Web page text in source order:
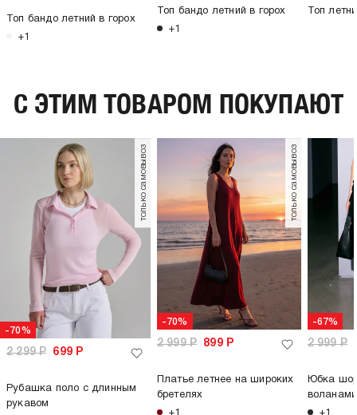
Топ бандо летний в горох
+1
Топ бандо летний в горох
+1
Топ
C ЭТИМ ТОВАРОМ ПОКУПАЮТ
-70%
только самовывоз
2 299Р 699 Р
Рубашка поло с длинным
рукавом
-70%
только самовывоз
2 999Р 899Р
Платье летнее на широких
бретелях
-67%
2 999Р
Юбка
воланами